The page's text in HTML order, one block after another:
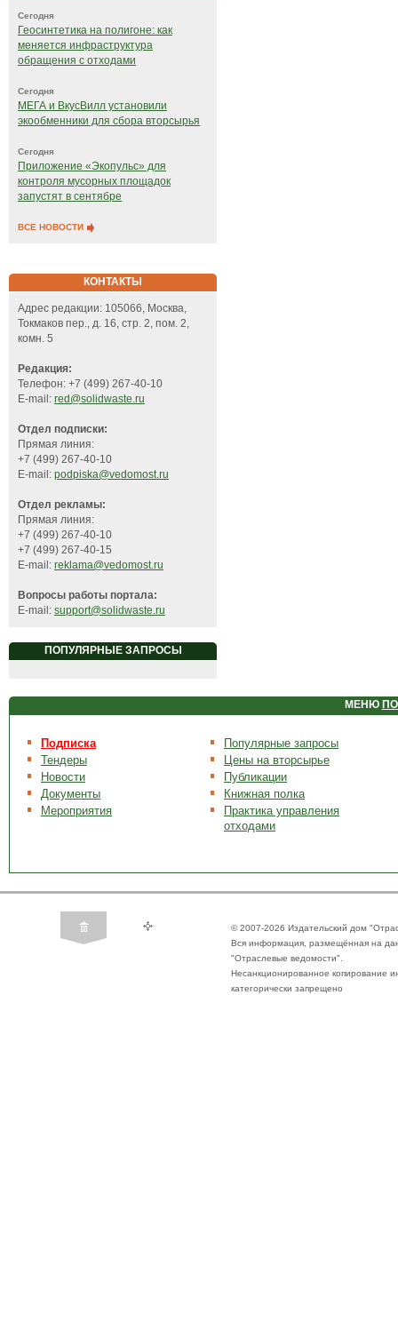
Сегодня
Геосинтетика на полигоне: как
меняется инфраструктура
обращения с отходами
Сегодня
МЕГА и ВкусВилл установили
экообменники для сбора вторсырья
Сегодня
Приложение «Экопульс» для
контроля мусорных площадок
запустят в сентябре
ВСЕ НОВОСТИ
КОНТАКТЫ
Адрес редакции: 105066, Москва,
Токмаков пер., д. 16, стр. 2, пом. 2,
комн. 5
Редакция:
Телефон: +7 (499) 267-40-10
E-mail: red@solidwaste.ru
Отдел подписки:
Прямая линия:
+7 (499) 267-40-10
E-mail: podpiska@vedomost.ru
Отдел рекламы:
Прямая линия:
+7 (499) 267-40-10
+7 (499) 267-40-15
E-mail: reklama@vedomost.ru
Вопросы работы портала:
E-mail: support@solidwaste.ru
ПОПУЛЯРНЫЕ ЗАПРОСЫ
МЕНЮ
Подписка
Тендеры
Новости
Документы
Мероприятия
Популярные запросы
Цены на вторсырье
Публикации
Книжная полка
Практика управления
отходами
© 2007-2026 Издательский дом
Вся информация, размещённая на
"Отраслевые ведомости".
Несанкционированное копирование
категорически запрещено